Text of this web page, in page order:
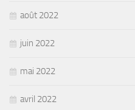
août 2022
juin 2022
mai 2022
avril 2022